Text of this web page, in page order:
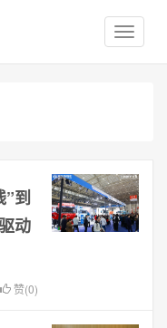
”到
动
赞(0)